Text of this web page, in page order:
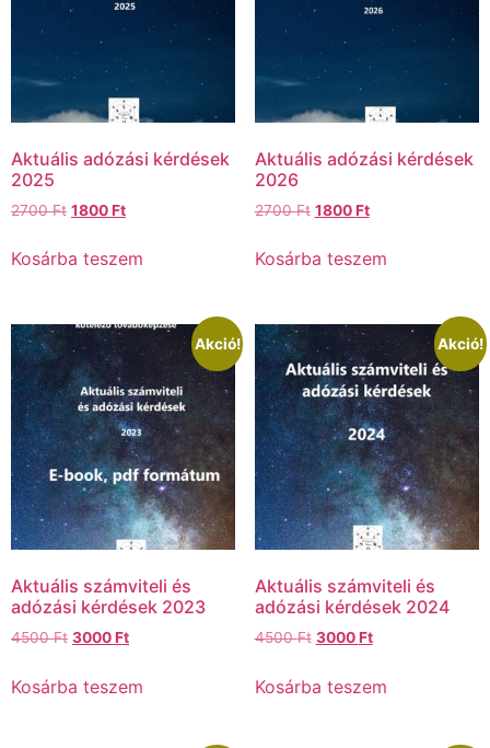
Aktuális adózási kérdések
2025
2700Ft 1800Ft
Kosárba teszem
Aktuális adózási kérdések
2026
2700Ft 1800Ft
Kosárba teszem
Akció!
Aktuális számviteli és
adózási kérdések 2023
4500Ft 3000Ft
Kosárba teszem
Akció!
Aktuális számviteli és
adózási kérdések 2024
4500Ft 3000Ft
Kosárba teszem